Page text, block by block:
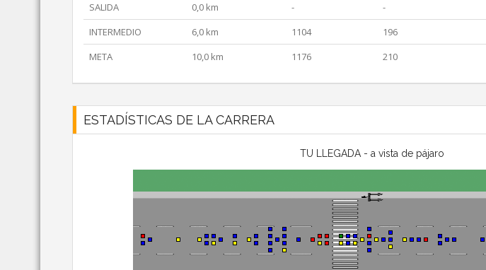
SALIDA 0,0 km - -
INTERMEDIO
6,0 km 1104 196
META
10,0 km 1176 210
ESTADÍSTICAS DE LA CARRERA
TU LLEGADA - a vista de pájaro